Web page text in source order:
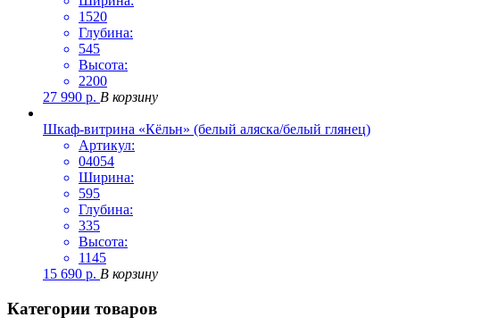
1520
Глубина:
545
Высота:
2200
27 990 р. В корзину
Шкаф-витрина «Кёльн» (белый аляска/белый глянец)
Артикул:
04054
Ширина:
595
Глубина:
335
Высота:
1145
15 690 р. В корзину
Категории товаров